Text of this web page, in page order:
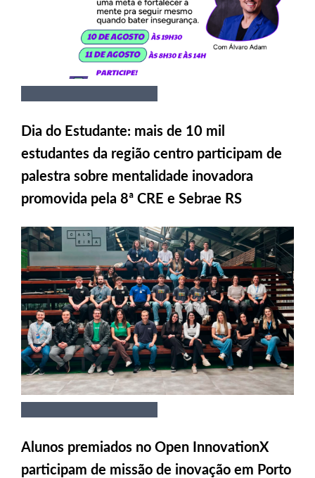
Dia do Estudante: mais de 10 mil
estudantes da região centro participam de
palestra sobre mentalidade inovadora
promovida pela 8ª CRE e Sebrae RS
Alunos premiados no Open InnovationX
participam de missão de inovação em Porto